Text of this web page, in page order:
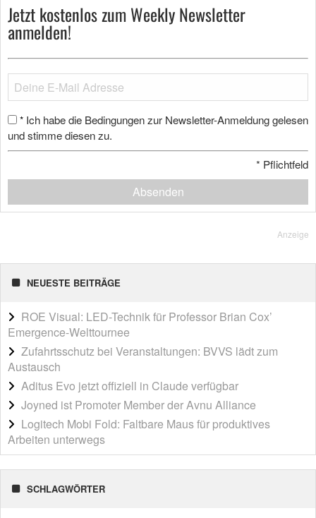
Jetzt kostenlos zum Weekly Newsletter
anmelden!
* Ich habe die Bedingungen zur Newsletter-Anmeldung gelesen
und stimme diesen zu.
* Pflichtfeld
Absenden
Anzeige
NEUESTE BEITRÄGE
ROE Visual: LED-Technik für Professor Brian Cox’
Emergence-Welttournee
Zufahrtsschutz bei Veranstaltungen: BVVS lädt zum
Austausch
Aditus Evo jetzt offiziell in Claude verfügbar
Joyned ist Promoter Member der Avnu Alliance
Logitech Mobi Fold: Faltbare Maus für produktives
Arbeiten unterwegs
SCHLAGWÖRTER